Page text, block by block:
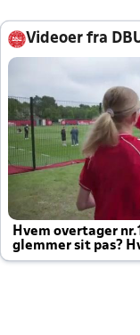
Videoer fra
Hvem overtager
glemmer sit pas?
altid til efter